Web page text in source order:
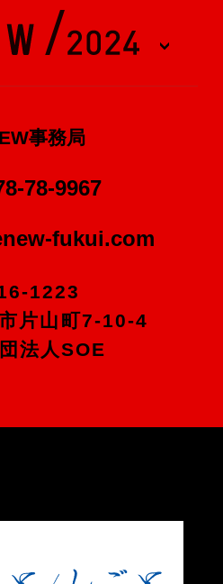
事務局
78-9967
fukui.com
1223
片山町7-10-4
法人SOE